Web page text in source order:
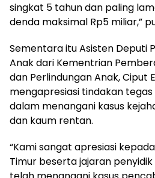
singkat 5 tahun dan paling
denda maksimal Rp5 miliar,”
Sementara itu Asisten Deputi
Anak dari Kementrian
dan Perlindungan Anak, Ciput
mengapresiasi tindakan
dalam menangani kasus
dan kaum rentan.
“Kami sangat apresiasi
Timur beserta jajaran